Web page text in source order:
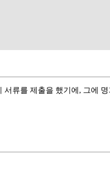
류를 제출을 했기에, 그에